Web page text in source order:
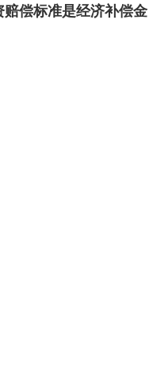
偿标准是经济补偿金